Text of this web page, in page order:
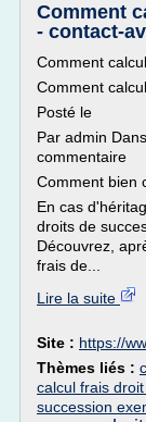
Comment
- contact-
Comment
Comment
Posté le
Par admin
commentaire
Comment bien
En cas
droits de
Découvrez,
frais de...
Lire la suite
Site : https://
Thèmes liés :
calcul frais
succession